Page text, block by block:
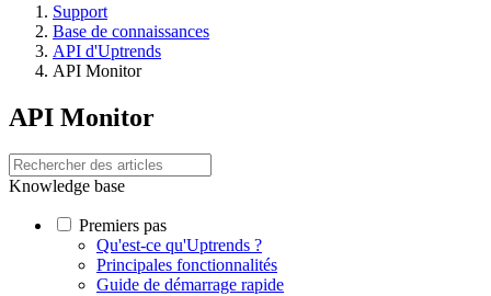
Support
Base de connaissances
API d'Uptrends
API Monitor
API Monitor
Knowledge base
Premiers pas
Qu'est-ce qu'Uptrends ?
Principales fonctionnalités
Guide de démarrage rapide